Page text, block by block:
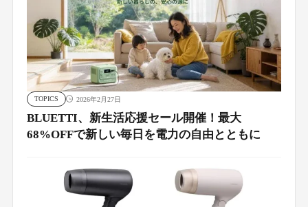
TOPICS 2026年2月27日
BLUETTI、新生活応援セール開催！最大
68%OFFで新しい毎日を電力の自由とともに